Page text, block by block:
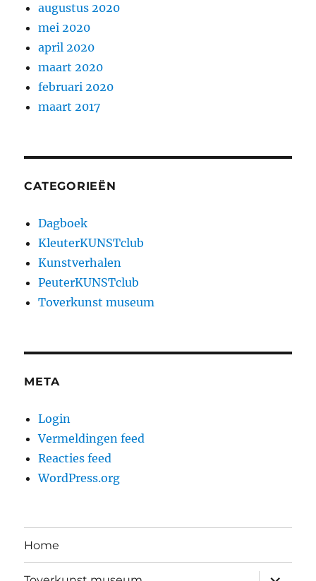
augustus 2020
mei 2020
april 2020
maart 2020
februari 2020
maart 2017
CATEGORIEËN
Dagboek
KleuterKUNSTclub
Kunstverhalen
PeuterKUNSTclub
Toverkunst museum
META
Login
Vermeldingen feed
Reacties feed
WordPress.org
Home